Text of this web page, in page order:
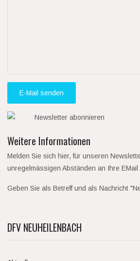
DFV NEUHEILENBACH
E-Mail senden
Weitere Informationen
Melden Sie sich hier, für unseren
unregelmässigen Abständen an Ihre
Geben Sie als Betreff und als Nachricht